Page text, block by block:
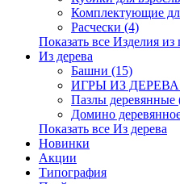
Комплектующие
Расчески (4)
Показать все Изделия из
Из дерева
Башни (15)
ИГРЫ ИЗ ДЕРЕВА
Пазлы деревянные
Домино
Показать все Из дерева
Новинки
Акции
Типография